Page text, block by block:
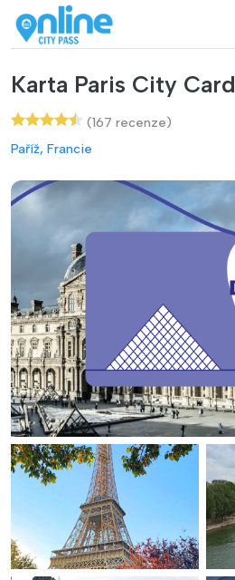
Karta Paris City Card
(167 recenze)
Paříž, Francie